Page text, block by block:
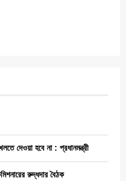
দেওয়া হবে না : প্রধানমন্ত্রী
রুদ্ধদার বৈঠক